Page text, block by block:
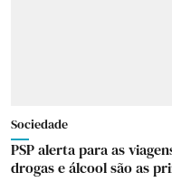
Sociedade
PSP alerta para as
drogas e álcool são as